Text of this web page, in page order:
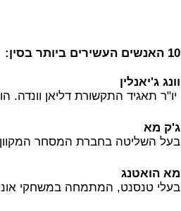
10 האנשים העשירים ביותר בסין:
וונג ג'יאנלין
יו"ר תאגיד התקשורת דליאן וונדה. הון: 30 מיליארד
ג'ק מא
בעל השליטה בחברת המסחר המקוון עליבאבא.
מא הואטנג
בעלי טנסנט, המתמחה במשחקי אונליין. הון: 17.6